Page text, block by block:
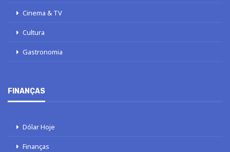
Cinema & TV
Cultura
Gastronomia
FINANÇAS
Dólar Hoje
Finanças